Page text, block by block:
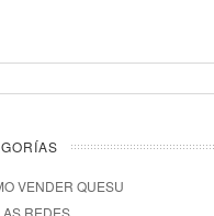
VENDER QUESU